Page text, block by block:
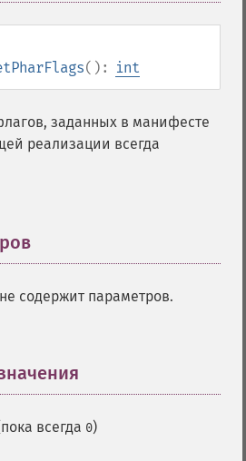
(): int
заданных в манифесте
реализации всегда
содержит параметров.
всегда 0)